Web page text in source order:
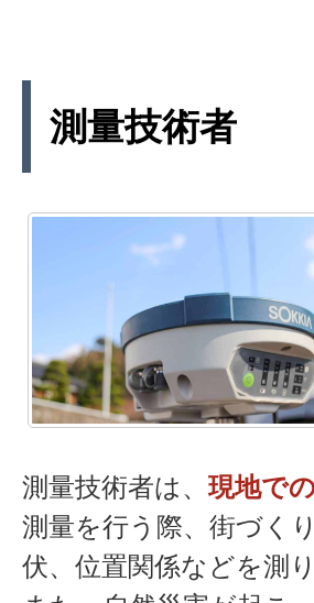
測量技術者
測量技術者は、現地で
測量を行う際、街づく
伏、位置関係などを測り